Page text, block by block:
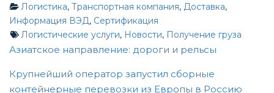
Логистика, Транспортная компания, Доставка,
Информация ВЭД, Сертификация
Логистические услуги, Новости, Получение груза
Post
navigation
Азиатское направление: дороги и рельсы
Крупнейший оператор запустил сборные
контейнерные перевозки из Европы в Россию